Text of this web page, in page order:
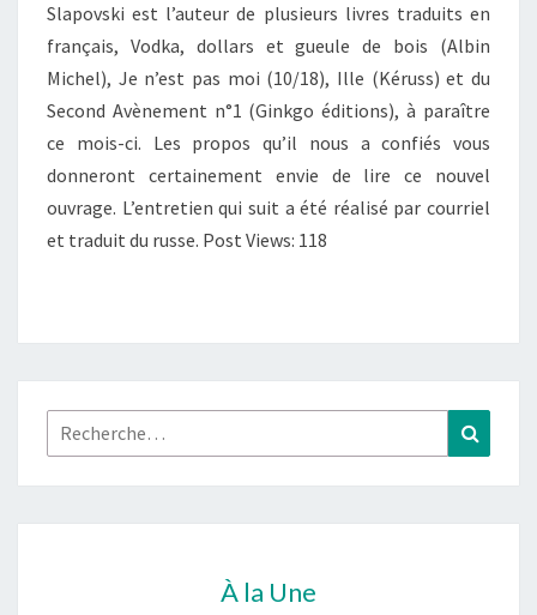
ALEXEÏ
SLAPOVSKI
(VODKA,
DOLLARS
ET
GUEULE
DE
BOIS)
Slapovski est l’auteur de plusieurs livres traduits en
français, Vodka, dollars et gueule de bois (Albin
Michel), Je n’est pas moi (10/18), Ille (Kéruss) et du
Second Avènement n°1 (Ginkgo éditions), à paraître
ce mois-ci. Les propos qu’il nous a confiés vous
donneront certainement envie de lire ce nouvel
ouvrage. L’entretien qui suit a été réalisé par courriel
et traduit du russe. Post Views: 118
Rechercher :
À la Une